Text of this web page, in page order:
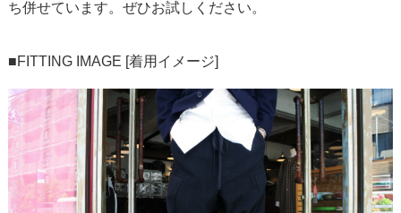
ち併せています。ぜひお試しください。
■FITTING IMAGE [着用イメージ]